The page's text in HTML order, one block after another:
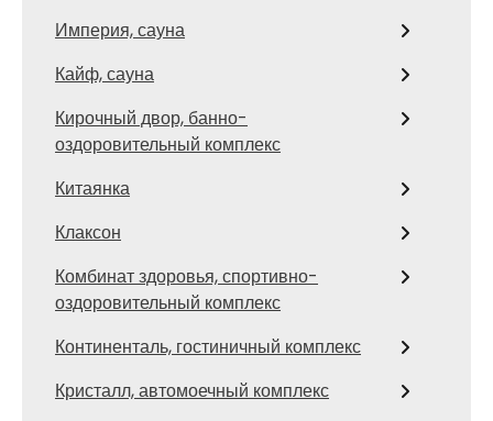
Империя, сауна
Кайф, сауна
Кирочный двор, банно-
оздоровительный комплекс
Китаянка
Клаксон
Комбинат здоровья, спортивно-
оздоровительный комплекс
Континенталь, гостиничный комплекс
Кристалл, автомоечный комплекс